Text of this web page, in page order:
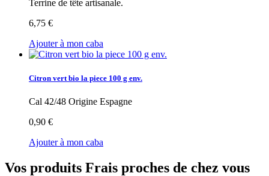
Terrine de tête artisanale.
6,75 €
Ajouter à mon caba
Citron vert bio la piece 100 g env.
Cal 42/48 Origine Espagne
0,90 €
Ajouter à mon caba
Vos produits Frais proches de chez vous